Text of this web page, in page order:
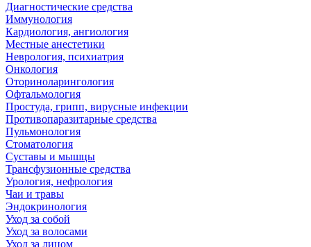
Диагностические средства
Иммунология
Кардиология, ангиология
Местные анестетики
Неврология, психиатрия
Онкология
Оториноларингология
Офтальмология
Простуда, грипп, вирусные инфекции
Противопаразитарные средства
Пульмонология
Стоматология
Суставы и мышцы
Трансфузионные средства
Урология, нефрология
Чаи и травы
Эндокринология
Уход за собой
Уход за волосами
Уход за лицом